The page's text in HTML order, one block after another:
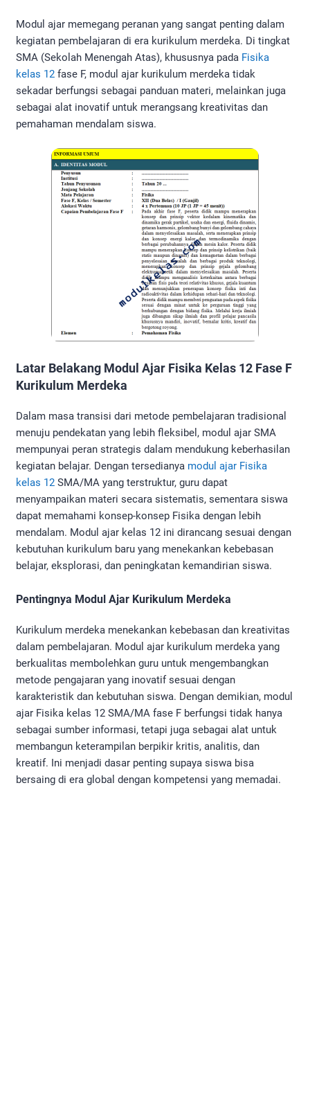
Modul ajar memegang peranan yang sangat penting dalam
kegiatan pembelajaran di era kurikulum merdeka. Di tingkat
SMA (Sekolah Menengah Atas), khususnya pada Fisika
kelas 12 fase F, modul ajar kurikulum merdeka tidak
sekadar berfungsi sebagai panduan materi, melainkan juga
sebagai alat inovatif untuk merangsang kreativitas dan
pemahaman mendalam siswa.
Latar Belakang Modul Ajar Fisika Kelas 12 Fase F
Kurikulum Merdeka
Dalam masa transisi dari metode pembelajaran tradisional
menuju pendekatan yang lebih fleksibel, modul ajar SMA
mempunyai peran strategis dalam mendukung keberhasilan
kegiatan belajar. Dengan tersedianya modul ajar Fisika
kelas 12 SMA/MA yang terstruktur, guru dapat
menyampaikan materi secara sistematis, sementara siswa
dapat memahami konsep-konsep Fisika dengan lebih
mendalam. Modul ajar kelas 12 ini dirancang sesuai dengan
kebutuhan kurikulum baru yang menekankan kebebasan
belajar, eksplorasi, dan peningkatan kemandirian siswa.
Pentingnya Modul Ajar Kurikulum Merdeka
Kurikulum merdeka menekankan kebebasan dan kreativitas
dalam pembelajaran. Modul ajar kurikulum merdeka yang
berkualitas membolehkan guru untuk mengembangkan
metode pengajaran yang inovatif sesuai dengan
karakteristik dan kebutuhan siswa. Dengan demikian, modul
ajar Fisika kelas 12 SMA/MA fase F berfungsi tidak hanya
sebagai sumber informasi, tetapi juga sebagai alat untuk
membangun keterampilan berpikir kritis, analitis, dan
kreatif. Ini menjadi dasar penting supaya siswa bisa
bersaing di era global dengan kompetensi yang memadai.